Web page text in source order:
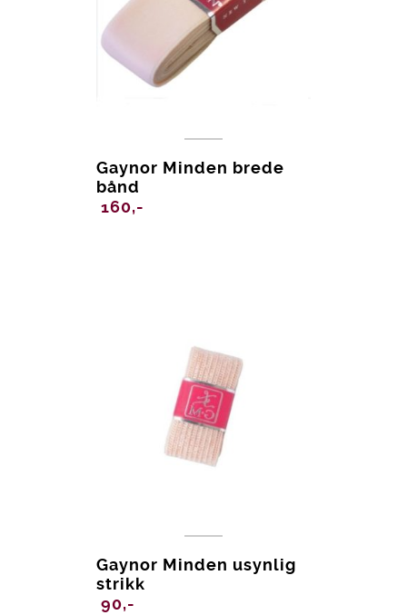
Gaynor Minden brede
bånd
160,-
Gaynor Minden usynlig
strikk
90,-